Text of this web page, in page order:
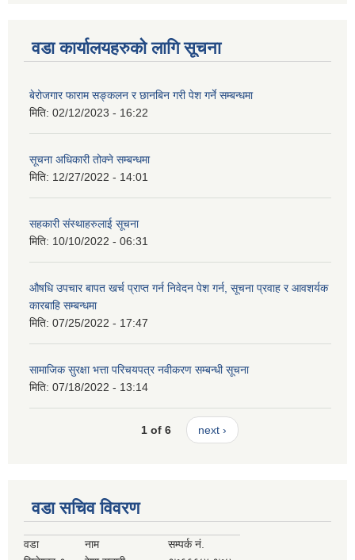
वडा कार्यालयहरुको लागि सूचना
बेरोजगार फाराम सङ्कलन र छानबिन गरी पेश गर्ने सम्बन्धमा
मिति: 02/12/2023 - 16:22
सूचना अधिकारी तोक्ने सम्बन्धमा
मिति: 12/27/2022 - 14:01
सहकारी संस्थाहरुलाई सूचना
मिति: 10/10/2022 - 06:31
औषधि उपचार बापत खर्च प्राप्त गर्न निवेदन पेश गर्न, सूचना प्रवाह र आवशर्यक
कारबाहि सम्बन्धमा
मिति: 07/25/2022 - 17:47
सामाजिक सुरक्षा भत्ता परिचयपत्र नवीकरण सम्बन्धी सूचना
मिति: 07/18/2022 - 13:14
1 of 6 next ›
वडा सचिव विवरण
वडा नाम
सम्पर्क नं.